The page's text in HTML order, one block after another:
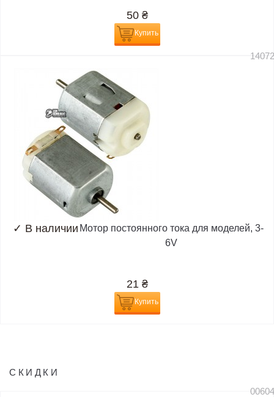
50 ₴
Купить
✓ В наличии Мотор постоянного тока для моделей, 3-
6V
21 ₴
Купить
СКИДКИ